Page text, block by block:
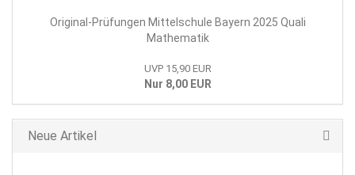
Original-Prüfungen Mittelschule Bayern 2025 Quali
Mathematik
UVP 15,90 EUR
Nur 8,00 EUR
Neue Artikel